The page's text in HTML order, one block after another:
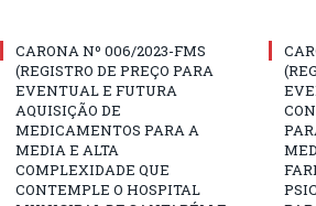
CARONA Nº 006/2023-FMS
(REGISTRO DE PREÇO PARA
EVENTUAL E FUTURA
AQUISIÇÃO DE
MEDICAMENTOS PARA A
MEDIA E ALTA
COMPLEXIDADE QUE
CONTEMPLE O HOSPITAL